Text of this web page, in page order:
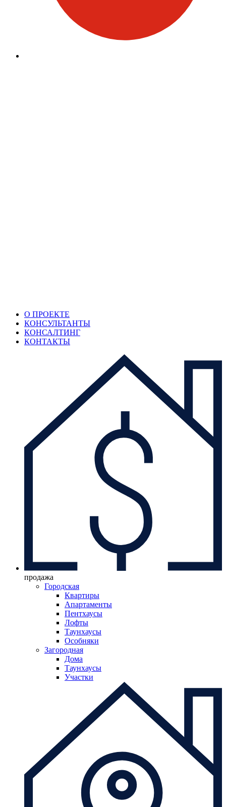
О ПРОЕКТЕ
КОНСУЛЬТАНТЫ
КОНСАЛТИНГ
КОНТАКТЫ
продажа
Городская
Квартиры
Апартаменты
Пентхаусы
Лофты
Таунхаусы
Особняки
Загородная
Дома
Таунхаусы
Участки